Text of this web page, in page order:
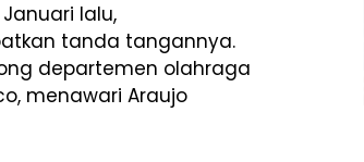
lalu,
tanda tangannya.
departemen olahraga
menawari Araujo